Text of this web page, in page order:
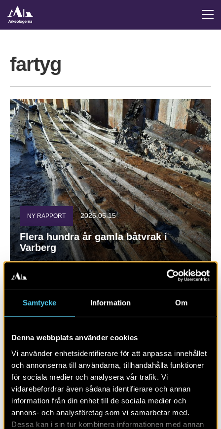
Samtycke Information Om
Denna webbplats använder cookies
Vi använder enhetsidentifierare för att anpassa innehållet
och annonserna till användarna, tillhandahålla funktioner
för sociala medier och analysera vår trafik. Vi
vidarebefordrar även sådana identifierare och annan
information från din enhet till de sociala medier och
annons- och analysföretag som vi samarbetar med.
Dessa kan i sin tur kombinera informationen med annan
fartyg
NY RAPPORT 2025.05.15
Flera hundra år gamla båtvrak i
Varberg
RAPPORT 2020:90
Liljevalchsvraket